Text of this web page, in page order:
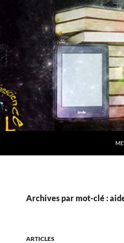
Archives par mot-clé :
ARTICLES